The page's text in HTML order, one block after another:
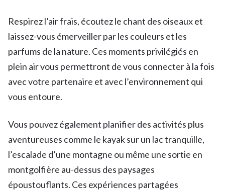
Respirez l’air frais, écoutez le chant des oiseaux et
laissez-vous émerveiller par les couleurs et les
parfums de la nature. Ces moments privilégiés en
plein air vous permettront de vous connecter à la fois
avec votre partenaire et avec l’environnement qui
vous entoure.
Vous pouvez également planifier des activités plus
aventureuses comme le kayak sur un lac tranquille,
l’escalade d’une montagne ou même une sortie en
montgolfière au-dessus des paysages
époustouflants. Ces expériences partagées